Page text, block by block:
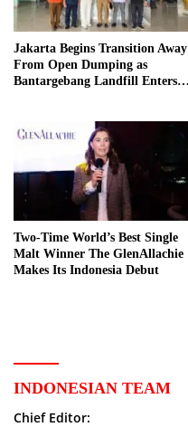
Jakarta Begins Transition Away
From Open Dumping as
Bantargebang Landfill Enters
Two-Time World’s Best Single
Malt Winner The GlenAllachie
Makes Its Indonesia Debut
INDONESIAN TEAM
Chief Editor: